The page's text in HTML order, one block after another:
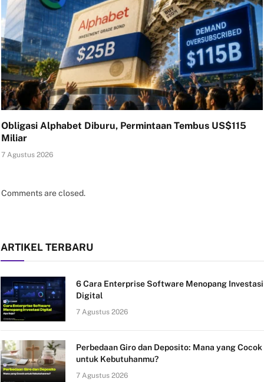
Obligasi Alphabet Diburu, Permintaan Tembus US$115
Miliar
7 Agustus 2026
Comments are closed.
ARTIKEL TERBARU
6 Cara Enterprise Software Menopang Investasi
Digital
7 Agustus 2026
Perbedaan Giro dan Deposito: Mana yang Cocok
untuk Kebutuhanmu?
7 Agustus 2026